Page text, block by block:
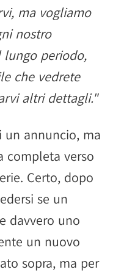
ma vogliamo
nostro
lungo periodo,
che vedrete
altri dettagli."
un annuncio, ma
completa verso
Certo, dopo
se un
davvero uno
un nuovo
sopra, ma per